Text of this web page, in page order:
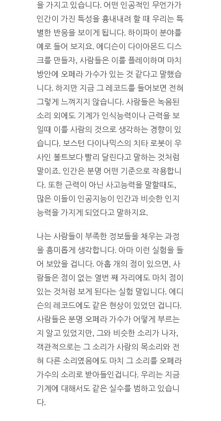
을 가지고 있습니다. 어떤 인공적인 무언가가
인간이 가진 특성을 흉내내려 할 때 우리는 특
별한 반응을 보이게 됩니다. 하이파이 분야를
예로 들어 보지요. 에디슨이 다이아몬드 디스
크를 만들자, 사람들은 이를 플레이하며 마치
방안에 오페라 가수가 있는 것 같다고 말했습
니다. 하지만 지금 그 레코드를 들어보면 전혀
그렇게 느껴지지 않습니다. 사람들은 녹음된
소리 외에도 기계가 인식능력이나 근력을 보
일때 이를 사람의 것으로 생각하는 경향이 있
습니다. 보스턴 다이나믹스의 치타 로봇이 우
사인 볼트보다 빨리 달린다고 말하는 것처럼
말이죠. 인간은 분명 어떤 기준으로 작용합니
다. 또한 근력이 아닌 사고능력을 말할때도,
많은 이들이 인공지능이 인간과 비슷한 인지
능력을 가지게 되었다고 말하지요.
나는 사람들이 부족한 정보들을 채우는 과정
을 흥미롭게 생각합니다. 아마 이런 실험을 들
어 보았을 겁니다. 아홉 개의 점이 있으면, 사
람들은 점이 없는 열번 째 자리에도 마치 점이
있는 것처럼 보게 된다는 실험 말입니다. 에디
슨의 레코드에도 같은 현상이 있었던 겁니다.
사람들은 분명 오페라 가수가 어떻게 부르는
지 알고 있었지만, 그와 비슷한 소리가 나자,
객관적으로는 그 소리가 사람의 목소리와 전
혀 다른 소리였음에도 마치 그 소리를 오페라
가수의 소리로 받아들인겁니다. 우리는 지금
기계에 대해서도 같은 실수를 범하고 있습니
다.